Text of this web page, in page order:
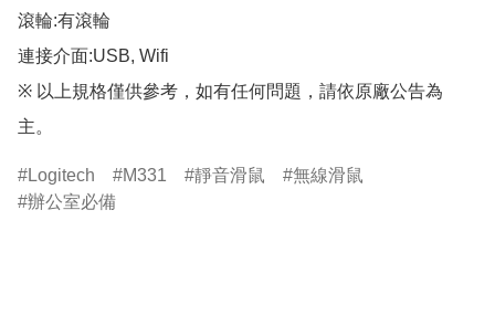
滾輪:有滾輪
連接介面:USB, Wifi
※ 以上規格僅供參考，如有任何問題，請依原廠公告為
主。
Logitech M331 靜音滑鼠
無線滑鼠
辦公室必備